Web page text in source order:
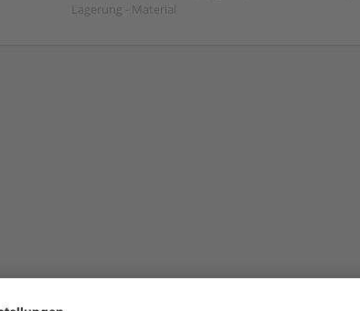
Lagerung - Material